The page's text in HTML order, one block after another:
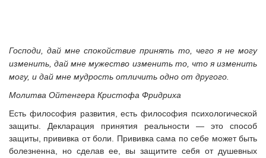
Господи, дай мне спокойствие принять то, чего я не могу
изменить,дай мне мужество изменить то, что я изменить
могу, и дай мне мудрость отличить одно от другого.
Молитва Ойтенгера Кристофа Фридриха
Есть философия развития, есть философия психологической
защиты. Декларация принятия реальности — это способ
защиты, прививка от боли. Прививка сама по себе может быть
болезненна, но сделав ее, вы защитите себя от душевных